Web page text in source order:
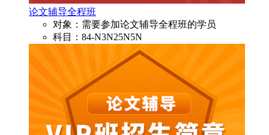
论文辅导全程班
对象：需要参加论文辅导全程班的学员
科目：84-N3N25N5N